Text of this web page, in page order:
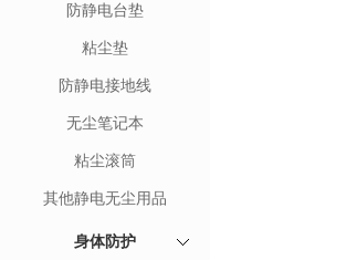
防静电台垫
粘尘垫
防静电接地线
无尘笔记本
粘尘滚筒
其他静电无尘用品
身体防护